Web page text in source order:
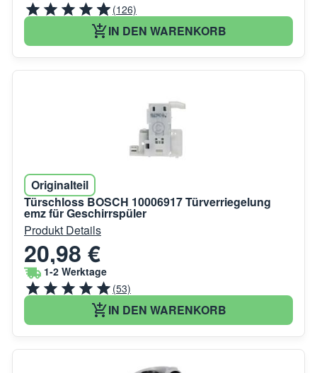
(126)
IN DEN WARENKORB
Originalteil
Türschloss BOSCH 10006917 Türverriegelung
emz für Geschirrspüler
Produkt Details
20,98 €
1-2 Werktage
(53)
IN DEN WARENKORB